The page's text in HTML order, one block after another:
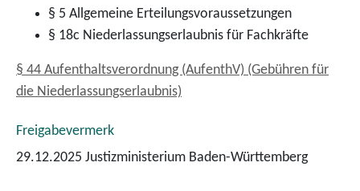
§ 5 Allgemeine Erteilungsvoraussetzungen
§ 18c Niederlassungserlaubnis für Fachkräfte
§ 44 Aufenthaltsverordnung (AufenthV) (Gebühren für
die Niederlassungserlaubnis)
Freigabevermerk
29.12.2025 Justizministerium Baden-Württemberg